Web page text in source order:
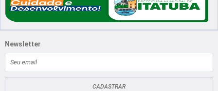
Newsletter
mail
CADASTRAR